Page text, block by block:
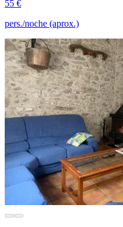
55 €
pers./noche (aprox.)